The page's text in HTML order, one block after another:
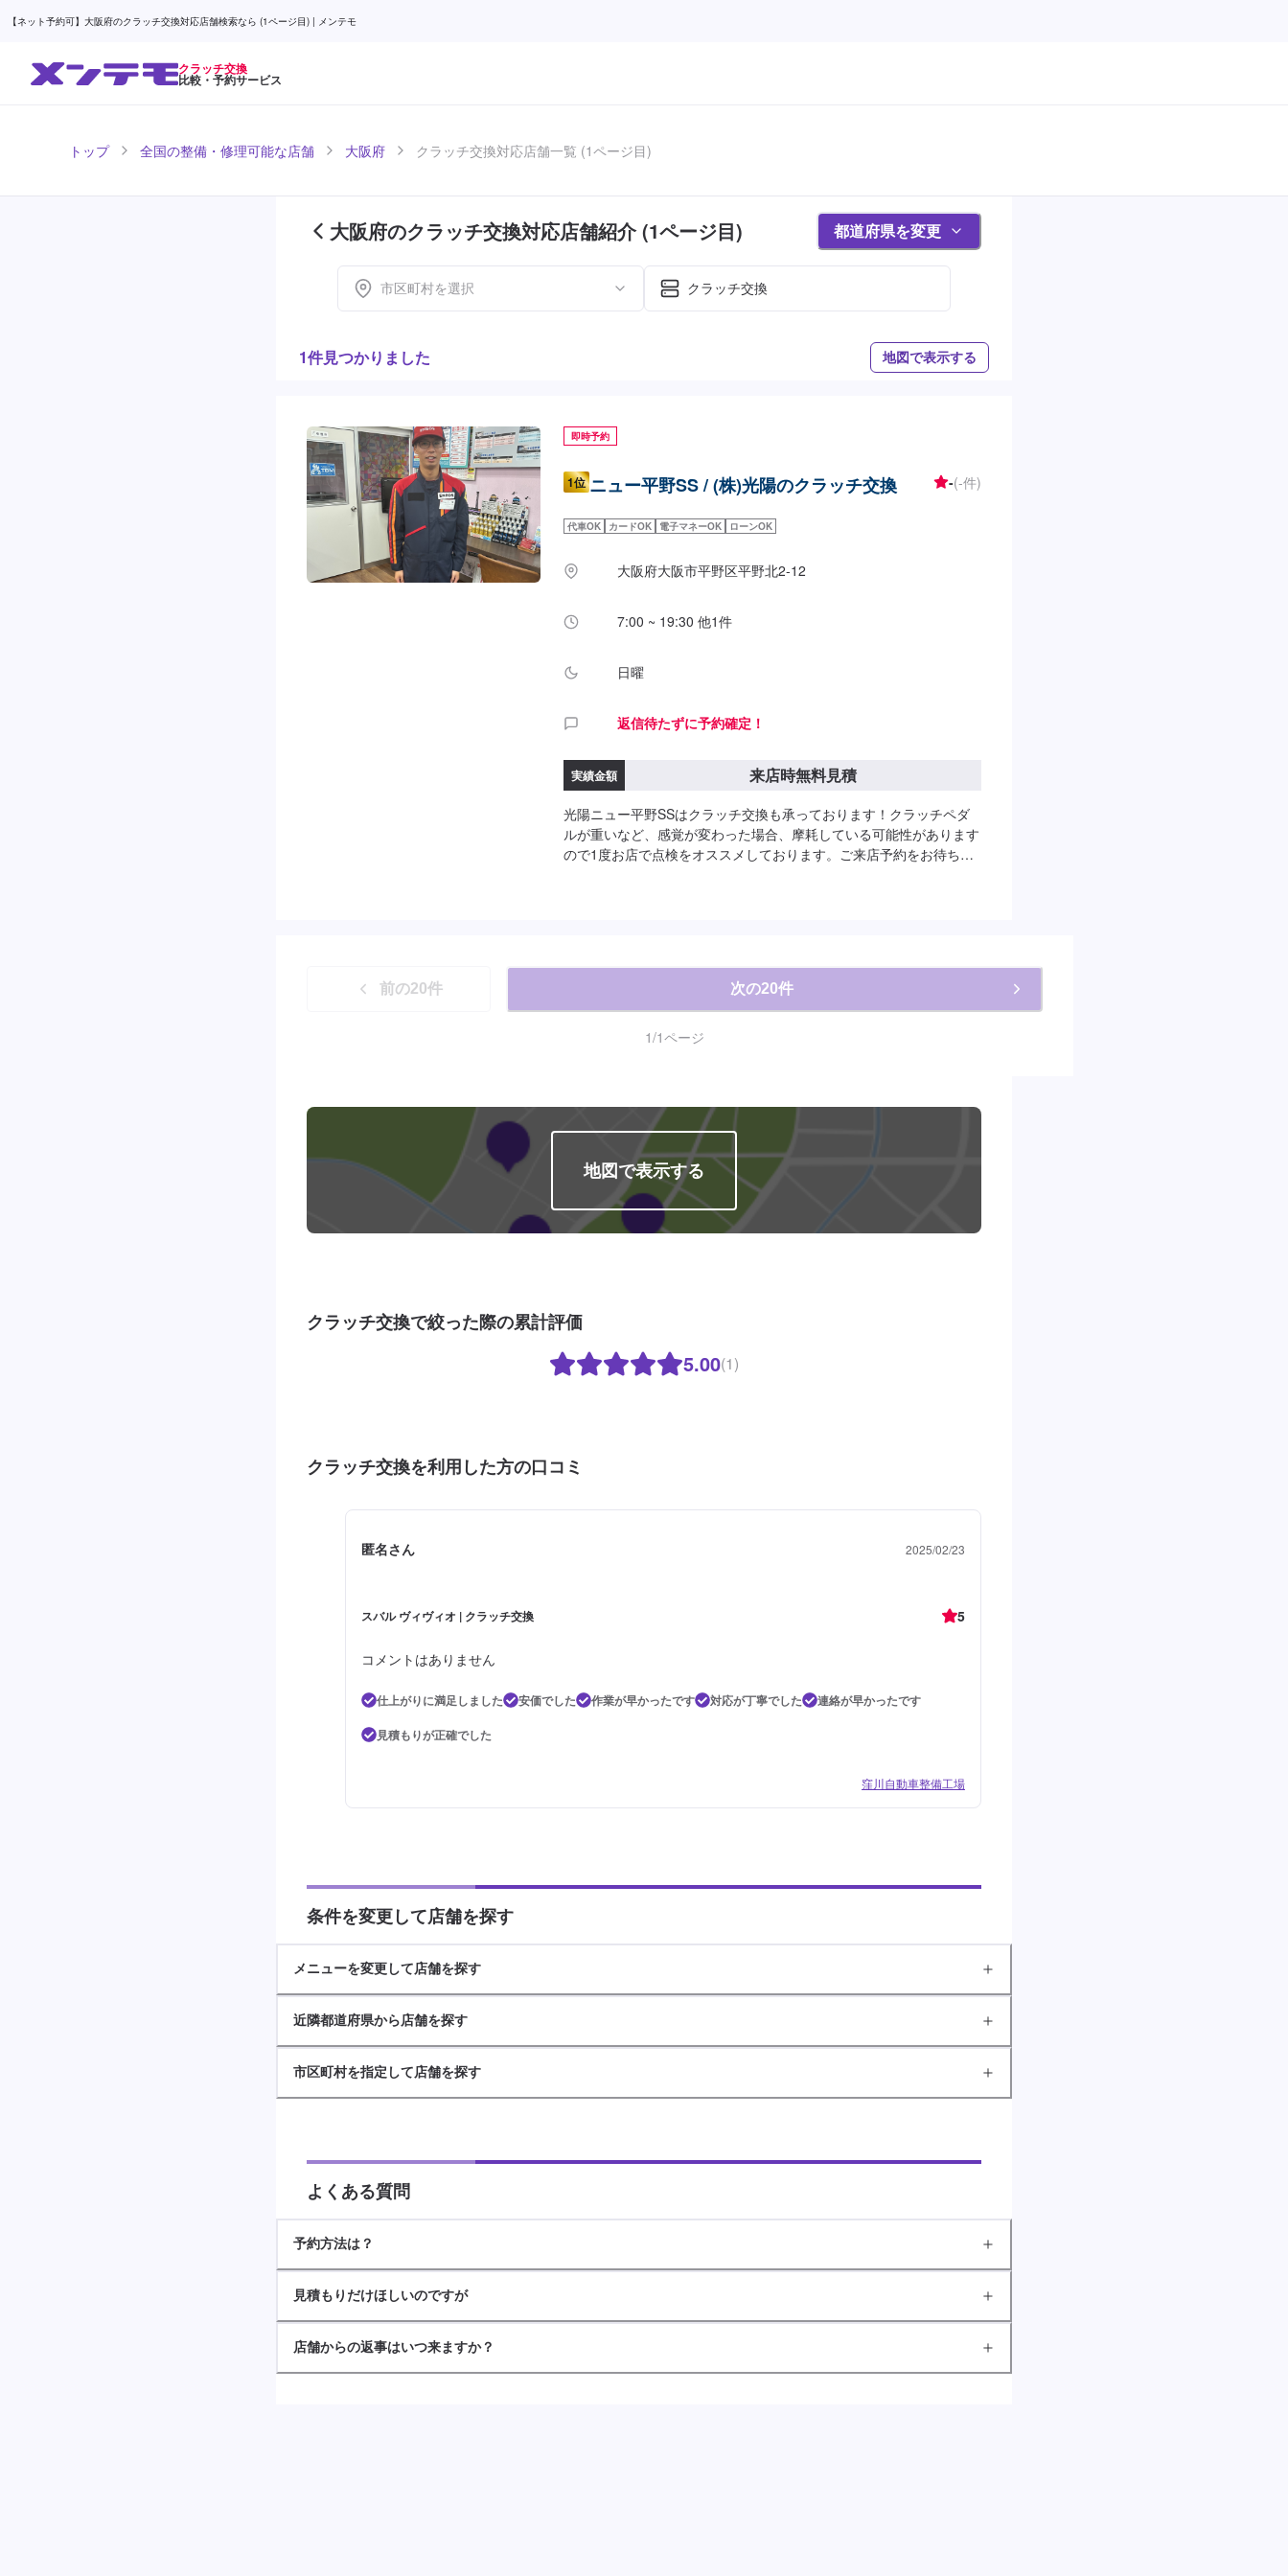
【ネット予約可】大阪府のクラッチ交換対応店舗検索なら (1ページ目) | メンテモ
クラッチ交換
比較・予約サービス
トップ 全国の整備・修理可能な店舗 大阪府 クラッチ交換対応店舗一覧 (1ページ目)
大阪府のクラッチ交換対応店舗紹介 (1ページ目) 都道府県を変更
市区町村を選択 クラッチ交換
1件見つかりました 地図で表示する
即時予約
1位 ニュー平野SS / (株)光陽のクラッチ交換 -(-件)
代車OK カードOK 電子マネーOK ローンOK
大阪府大阪市平野区平野北2-12
7:00 ~ 19:30 他1件
日曜
返信待たずに予約確定！
実績金額 来店時無料見積
光陽ニュー平野SSはクラッチ交換も承っております！クラッチペダ
ルが重いなど、感覚が変わった場合、摩耗している可能性があります
ので1度お店で点検をオススメしております。ご来店予約をお待ちし
前の20件 次の20件
1/1ページ
地図で表示する
クラッチ交換で絞った際の累計評価
5.00(1)
クラッチ交換を利用した方の口コミ
匿名さん 2025/02/23
スバル ヴィヴィオ | クラッチ交換 5
コメントはありません
仕上がりに満足しました 安価でした 作業が早かったです 対応が丁寧でした
連絡が早かったです
見積もりが正確でした
窪川自動車整備工場
条件を変更して店舗を探す
メニューを変更して店舗を探す
近隣都道府県から店舗を探す
市区町村を指定して店舗を探す
よくある質問
予約方法は？
見積もりだけほしいのですが
店舗からの返事はいつ来ますか？